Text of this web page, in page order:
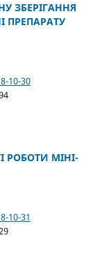
ЗБЕРІГАННЯ
ПРЕПАРАТУ
10-30
РОБОТИ МІНІ-
10-31